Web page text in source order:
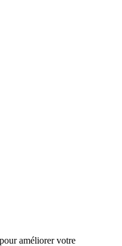
améliorer votre